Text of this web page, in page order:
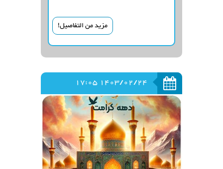
مزيد من التفاصيل!
1403/02/24 17:05